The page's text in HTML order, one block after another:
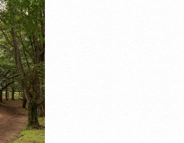
トは、外部サイトの翻訳サービス［ Google
。
的に翻訳されますので、言葉づかい・文法な
。翻訳の精度にともなう間違いがあったとし
ができません。
ジ内のテキストは翻訳されますが、画像・添
となるものもありますので、ご了承ください。